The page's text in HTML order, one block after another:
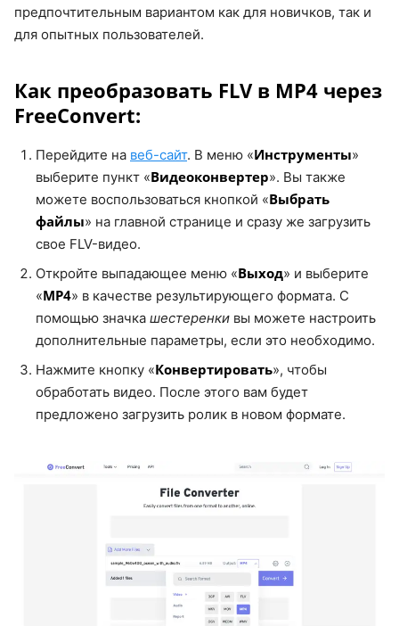
предпочтительным вариантом как для новичков, так и
для опытных пользователей.
Как преобразовать FLV в MP4 через
FreeConvert:
Перейдите на веб-сайт. В меню «Инструменты»
выберите пункт «Видеоконвертер». Вы также
можете воспользоваться кнопкой «Выбрать
файлы» на главной странице и сразу же загрузить
свое FLV-видео.
Откройте выпадающее меню «Выход» и выберите
«MP4» в качестве результирующего формата. С
помощью значка шестеренки вы можете настроить
дополнительные параметры, если это необходимо.
Нажмите кнопку «Конвертировать», чтобы
обработать видео. После этого вам будет
предложено загрузить ролик в новом формате.